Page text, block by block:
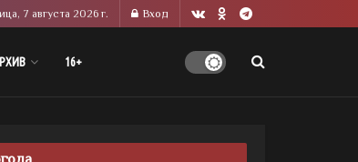
7 августа 2026 г. Вход
16+